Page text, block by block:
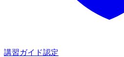
講習ガイド認定